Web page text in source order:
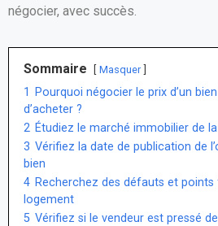
négocier, avec succès.
Sommaire Masquer
1
Pourquoi négocier le prix d’un
d’acheter ?
2 Étudiez le marché immobilier de
3 Vérifiez la date de publication de
bien
4 Recherchez des défauts et points
logement
5 Vérifiez si le vendeur est pressé